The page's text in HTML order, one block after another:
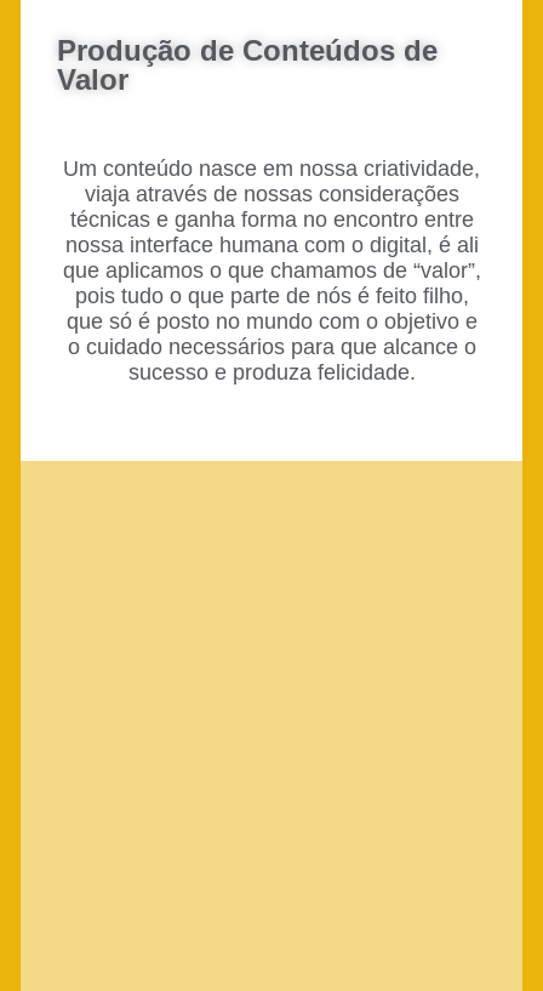
Produção de Conteúdos de
Valor
Um conteúdo nasce em nossa criatividade,
viaja através de nossas considerações
técnicas e ganha forma no encontro entre
nossa interface humana com o digital, é ali
que aplicamos o que chamamos de “valor”,
pois tudo o que parte de nós é feito filho,
que só é posto no mundo com o objetivo e
o cuidado necessários para que alcance o
sucesso e produza felicidade.